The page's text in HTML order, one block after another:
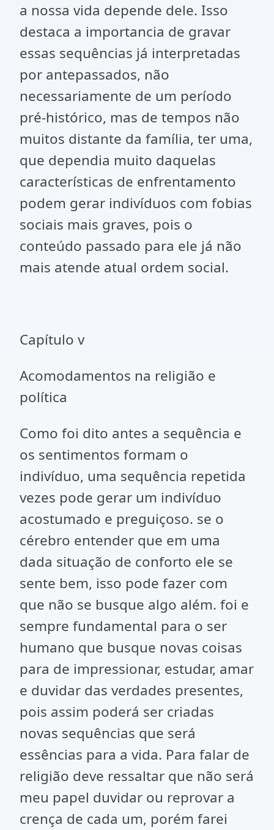
a nossa vida depende dele. Isso
destaca a importancia de gravar
essas sequências já interpretadas
por antepassados, não
necessariamente de um período
pré-histórico, mas de tempos não
muitos distante da família, ter uma,
que dependia muito daquelas
características de enfrentamento
podem gerar indivíduos com fobias
sociais mais graves, pois o
conteúdo passado para ele já não
mais atende atual ordem social.
Capítulo v
Acomodamentos na religião e
política
Como foi dito antes a sequência e
os sentimentos formam o
indivíduo, uma sequência repetida
vezes pode gerar um indivíduo
acostumado e preguiçoso. se o
cérebro entender que em uma
dada situação de conforto ele se
sente bem, isso pode fazer com
que não se busque algo além. foi e
sempre fundamental para o ser
humano que busque novas coisas
para de impressionar, estudar, amar
e duvidar das verdades presentes,
pois assim poderá ser criadas
novas sequências que será
essências para a vida. Para falar de
religião deve ressaltar que não será
meu papel duvidar ou reprovar a
crença de cada um, porém farei